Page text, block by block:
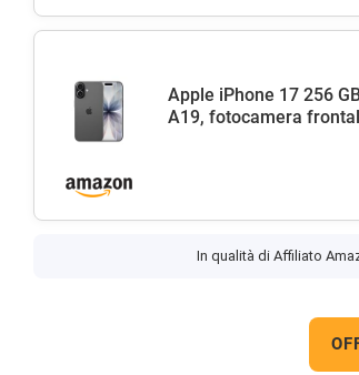
Apple iPhone 17 256
A19, fotocamera
In qualità di Affiliato